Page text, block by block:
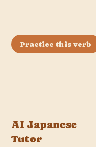
Practice this verb
AI Japanese
Tutor